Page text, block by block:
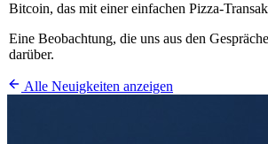
Bitcoin, das mit einer einfachen Pizza-
Eine Beobachtung, die uns aus den
darüber.
Alle Neuigkeiten anzeigen